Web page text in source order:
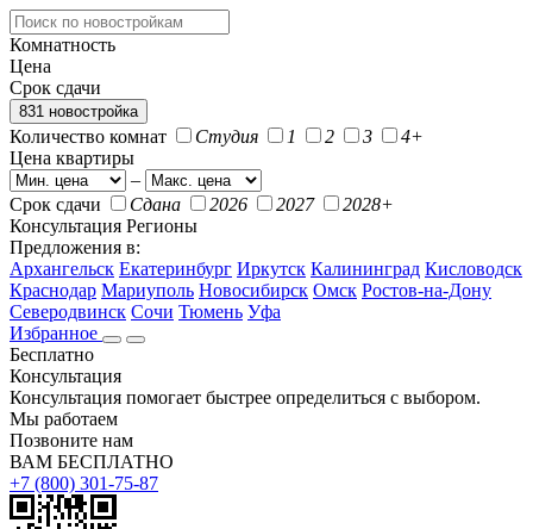
Комнатность
Цена
Срок сдачи
831 новостройка
Количество комнат Студия 1 2 3
4+
Цена квартиры
–
Срок сдачи
Сдана 2026 2027
2028+
Консультация Регионы
Предложения в:
Архангельск Екатеринбург Иркутск Калининград Кисловодск
Краснодар Мариуполь Новосибирск Омск Ростов-на-Дону
Северодвинск Сочи Тюмень Уфа
Избранное
Бесплатно
Консультация
Консультация помогает быстрее определиться с выбором.
Мы работаем
Позвоните нам
ВАМ БЕСПЛАТНО
+7 (800) 301-75-87